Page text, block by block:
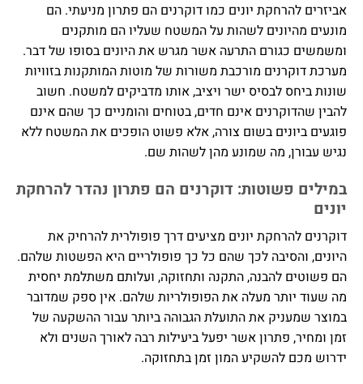
אביזרים להרחקת יונים כמו דוקרנים הם פתרון מניעתי. הם
מונעים מהיונים לשהות על המשטח שעליו הם מותקנים
ומשמשים כגורם התרעה אשר מגרש את היונים בסופו של דבר.
מערכת דוקרנים מורכבת משורות של מוטות המותקנות בזוויות
שונות ביחס לבסיס ישר ויציב, אותו מדביקים למשטח. חשוב
להבין שהדוקרנים אינם חדים, בטוחים והומניים כך שהם אינם
פוגעים ביונים בשום צורה, אלא פשוט הופכים את המשטח ללא
נגיש עבורן, מה שמונע מהן לשהות שם.
במילים פשוטות: דוקרנים הם פתרון נהדר להרחקת
יונים
דוקרנים להרחקת יונים מציעים דרך פופולרית להרחיק את
היונים, והסיבה לכך שהם כל כך פופולריים היא הפשטות שלהם.
הם פשוטים להבנה, התקנה ותחזוקה, ועלותם משתלמת יחסית
מה שעוד יותר מעלה את הפופולריות שלהם. אין ספק שמדובר
במוצר שמעניק את התועלת הגבוהה ביותר עבור ההשקעה של
זמן ומחיר, פתרון אשר יפעל ביעילות רבה לאורך השנים ולא
ידרוש מכם להשקיע המון זמן בתחזוקה.